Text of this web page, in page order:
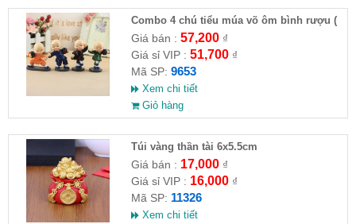
Combo 4 chú tiểu múa võ ôm bình rượu (
HĐ )
Giá bán : 57,200₫
Giá sỉ VIP : 51,700₫
Mã SP: 9653
Xem chi tiết
Giỏ hàng
Túi vàng thần tài 6x5.5cm
Giá bán : 17,000₫
Giá sỉ VIP : 16,000₫
Mã SP: 11326
Xem chi tiết